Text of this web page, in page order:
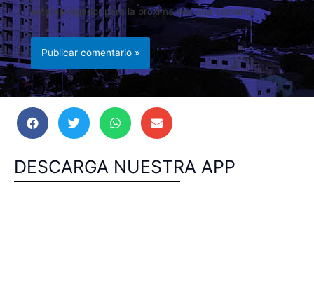
este navegador para la próxima vez que comente.
DESCARGA NUESTRA APP